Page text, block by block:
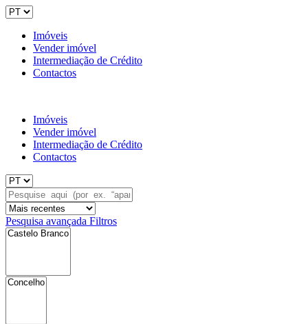
Imóveis
Vender imóvel
Intermediação de Crédito
Contactos
Imóveis
Vender imóvel
Intermediação de Crédito
Contactos
Pesquisa avançada Filtros